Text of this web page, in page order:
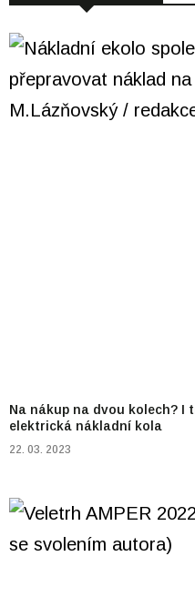
Na nákup na dvou kolech? I
elektrická nákladní kola
22. 03. 2023